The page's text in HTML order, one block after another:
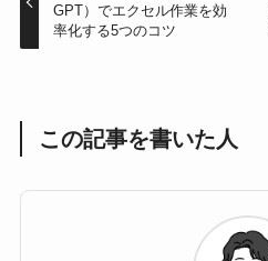
GPT）でエクセル作業を効
率化する5つのコツ
この記事を書いた人